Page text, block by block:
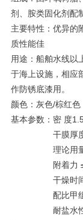
剂、胺类固化剂配
主要特性：优异的
质性能佳
用途：船舶水线以
于海上设施，相应
作防锈底漆用。
颜色：灰色/棕红色
基本参数：密 度
干膜厚度 30-
理论用量
附着力 ≤1（
干燥时间表
配比甲组份:
耐盐水性